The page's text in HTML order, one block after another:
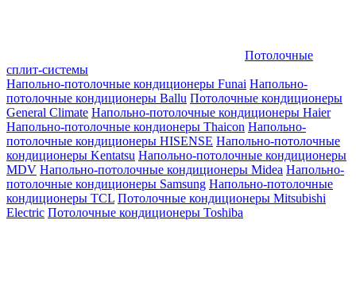
Потолочные
сплит-системы
Напольно-потолочные кондиционеры Funai Напольно-
потолочные кондиционеры Ballu Потолочные кондиционеры
General Climate Напольно-потолочные кондиционеры Haier
Напольно-потолочные кондионеры Thaicon Напольно-
потолочные кондиционеры HISENSE Напольно-потолочные
кондиционеры Kentatsu Напольно-потолочные кондиционеры
MDV Напольно-потолочные кондиционеры Midea Напольно-
потолочные кондиционеры Samsung Напольно-потолочные
кондиционеры TCL Потолочные кондиционеры Mitsubishi
Electric Потолочные кондиционеры Toshiba